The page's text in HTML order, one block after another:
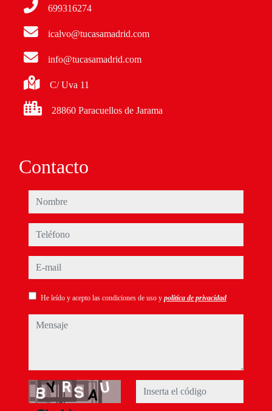
699316274
icalvo@tucasamadrid.com
info@tucasamadrid.com
C/ Uva 11
28860 Paracuellos de Jarama
Contacto
nombre
teléfono
e-mail
He leído y acepto las condiciones de uso y política de privacidad
mensaje
Captcha